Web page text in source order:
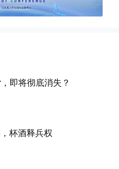
即将彻底消失？
杯酒释兵权